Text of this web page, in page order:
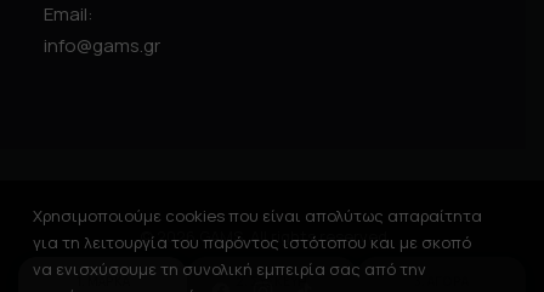
2. ΣΥΣΚΕΥΗ
Email:
info@gams.gr
© 2026 GAMS. All rights reserved
Χρησιμοποιούμε cookies που είναι απολύτως απαραίτητα
για τη λειτουργία του παρόντος ιστότοπου και με σκοπό
να ενισχύσουμε τη συνολική εμπειρία σας από την